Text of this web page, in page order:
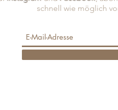
schnell wie möglich